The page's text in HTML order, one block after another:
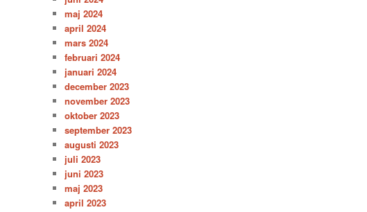
maj 2024
april 2024
mars 2024
februari 2024
januari 2024
december 2023
november 2023
oktober 2023
september 2023
augusti 2023
juli 2023
juni 2023
maj 2023
april 2023